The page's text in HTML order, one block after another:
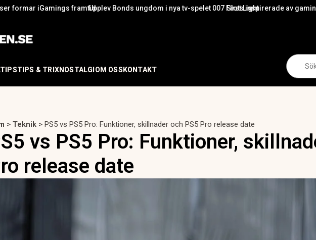
framtidUpplev Bonds ungdom i nya tv-spelet 007 First LightSlots inspirerade av gamingvärlden –
TIPS & TRIXNOSTALGIOM OSSKONTAKT
for:
> Teknik > PS5 vs PS5 Pro: Funktioner, skillnader och PS5 Pro release date
vs PS5 Pro: Funktioner,
release date